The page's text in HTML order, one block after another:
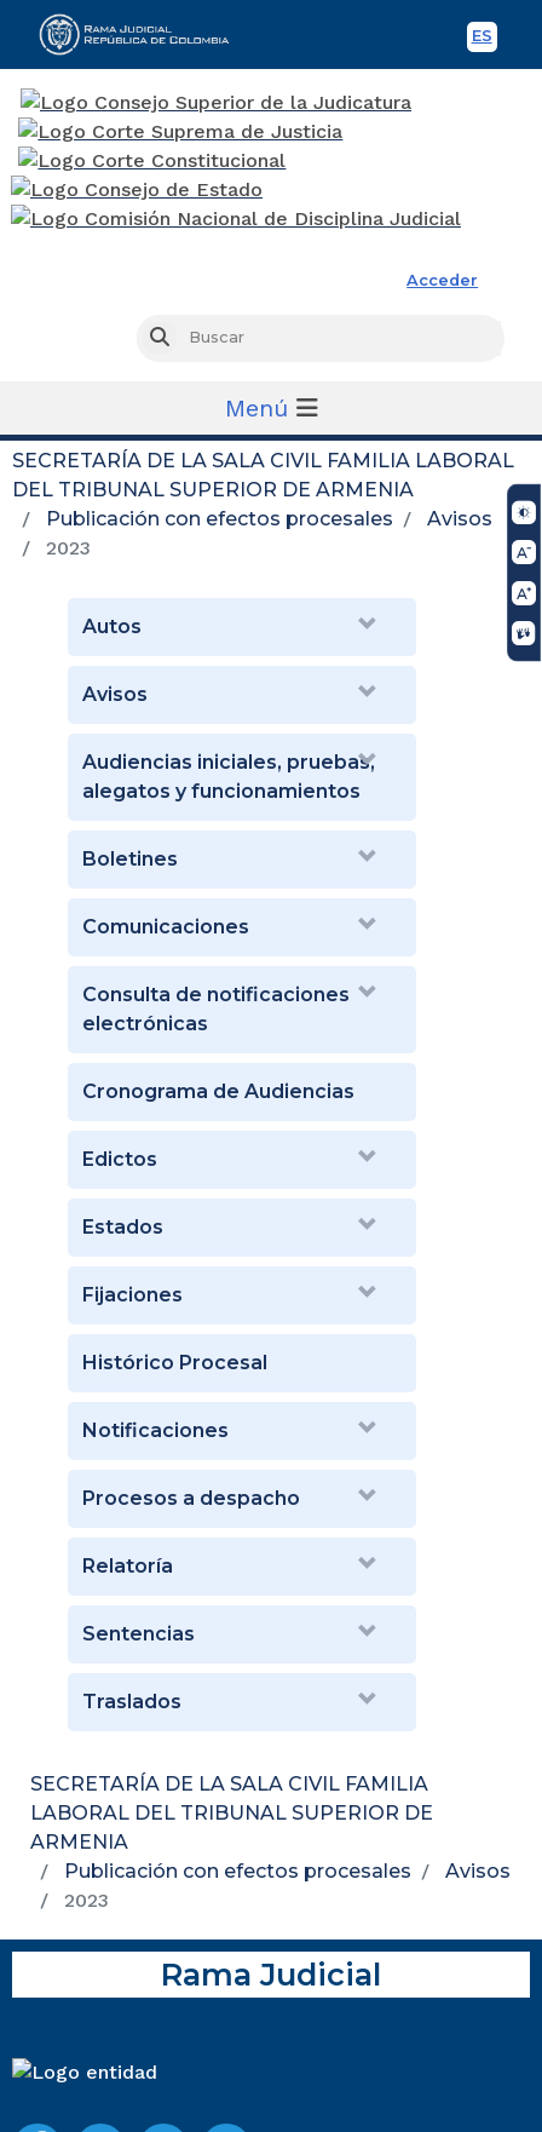
ES
Acceder
Buscar
Menú
SECRETARÍA DE LA SALA CIVIL FAMILIA LABORAL
DEL TRIBUNAL SUPERIOR DE ARMENIA
Publicación con efectos procesales
Avisos
2023
Autos
Avisos
Audiencias iniciales, pruebas,
alegatos y funcionamientos
Boletines
Comunicaciones
Consulta de notificaciones
electrónicas
Cronograma de Audiencias
Edictos
Estados
Fijaciones
Histórico Procesal
Notificaciones
Procesos a despacho
Relatoría
Sentencias
Traslados
SECRETARÍA DE LA SALA CIVIL FAMILIA
LABORAL DEL TRIBUNAL SUPERIOR DE
ARMENIA
Publicación con efectos procesales
Avisos
2023
Rama Judicial